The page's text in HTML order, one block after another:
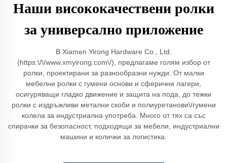
Наши висококачествени ролки
за универсално приложение
В Xiamen Yirong Hardware Co., Ltd.
(https:\/\/www.xmyirong.com\/), предлагаме голям избор от
ролки, проектирани за разнообразни нужди. От малки
мебелни ролки с гумени основи и сферични лагери,
осигуряващи гладко движение и защита на пода, до тежки
ролки с издръжливи метални скоби и полиуретанови\/гумени
колела за индустриална употреба. Много от тях са със
спирачки за безопасност, подходящи за мебели, индустриални
машини и колички за логистика.